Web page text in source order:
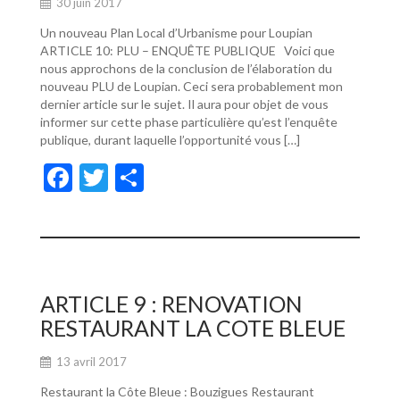
Un nouveau Plan Local d’Urbanisme pour Loupian
ARTICLE 10: PLU – ENQUÊTE PUBLIQUE Voici que
nous approchons de la conclusion de l’élaboration du
nouveau PLU de Loupian. Ceci sera probablement mon
dernier article sur le sujet. Il aura pour objet de vous
informer sur cette phase particulière qu’est l’enquête
publique, durant laquelle l’opportunité vous […]
F
e
o
o
k
T
itt ta
er
ARTICLE 9 : RENOVATION
RESTAURANT LA COTE BLEUE
13 avril 2017
Restaurant la Côte Bleue : Bouzigues Restaurant